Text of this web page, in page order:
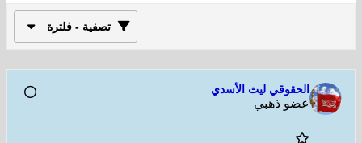
تصفية - فلترة
الحقوقي ليث الأسدي
عضو ذهبي